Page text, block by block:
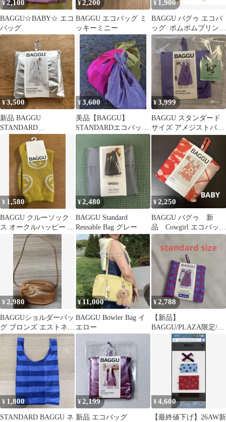
¥2,100
BAGGU☆BABY☆ エコ
バッグ
¥2,200
BAGGU エコバッグ ミ
ッキーミニー
¥ 1,900
BAGGU バグゥ エコバ
ッグ ポムポムプリン
サンリオ スタンダー
ド
¥3,500
新品 BAGGU
STANDARD
REUSABLE BAG メタ
リックシルバー
¥3,600
美品【BAGGU】
STANDARDエコバッ
グ ラベンダートリッ
ピーチェック柄
¥3,999
BAGGU スタンダード
サイズ アメジストパー
プル 新品未使用
¥ 1,580
BAGGU クルーソック
ス オークルハッピー 新
品未使用
¥2,480
BAGGU Standard
Reusable Bag グレー
¥2,250
BAGGU バグゥ 新
品 Cowgirl エコバッ
グ ベビー
¥ 2,980
BAGGUショルダーバッ
グ ブロンズ エストネー
ション公式サイト 購入
¥11,000
BAGGU Bowler Bag イ
エロー
¥2,788
【新品】
BAGGU/PLAZA限定/ギ
ンガムチェッ
ク/standard size
¥ 1,800
STANDARD BAGGU ネ
¥2,199
新品 エコバッグ
¥4,600
【最終値下げ】26AW新